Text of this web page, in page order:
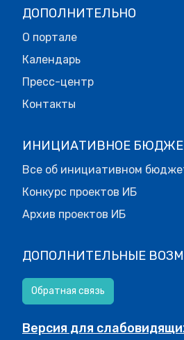
ДОПОЛНИТЕЛЬНО
О портале
Календарь
Пресс-центр
Контакты
ИНИЦИАТИВНОЕ
Все об инициативном
Конкурс проектов ИБ
Архив проектов ИБ
ДОПОЛНИТЕЛЬНЫЕ
Обратная связь
Версия для